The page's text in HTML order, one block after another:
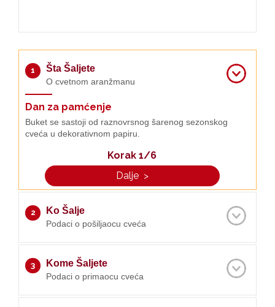
1 Šta Šaljete
O cvetnom aranžmanu
Dan za pamćenje
Buket se sastoji od raznovrsnog šarenog sezonskog
cveća u dekorativnom papiru.
Korak 1/6
Dalje >
2 Ko Šalje
Podaci o pošiljaocu cveća
3 Kome Šaljete
Podaci o primaocu cveća